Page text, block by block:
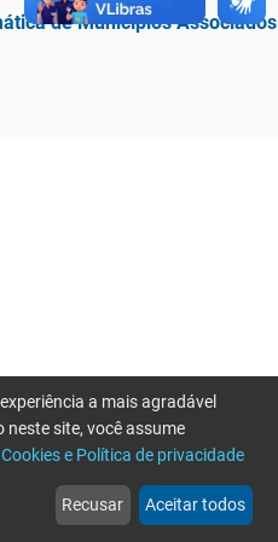
de Municípios Associados
web
Notícias
more_horiz
Mais
a mais agradável
neste site, você assume
e Política de privacidade
Recusar Aceitar todos
tente novamente